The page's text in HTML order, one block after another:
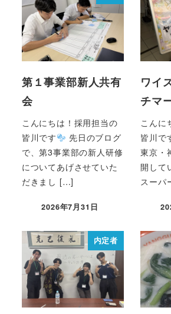
第１事業部新人共有
会
こんにちは！採用担当の
皆川です
先日のブログ
で、第3事業部の新人研修
についてあげさせていた
だきまし […]
2026年7月31日
ワイ
チマ
こんに
皆川で
東京・
開して
スー
内定者